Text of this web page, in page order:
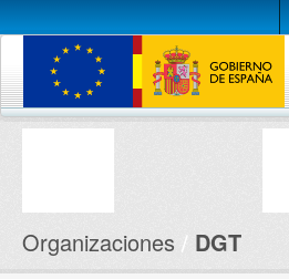
Conjuntos de datos
Organizaciones DGT